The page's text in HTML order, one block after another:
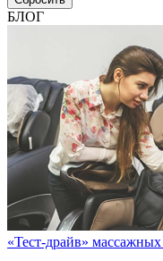
БЛОГ
«Тест-драйв» массажных